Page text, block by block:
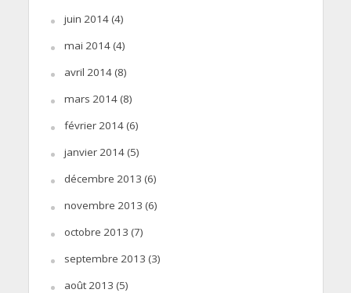
juin 2014(4)
mai 2014(4)
avril 2014(8)
mars 2014(8)
février 2014(6)
janvier 2014(5)
décembre 2013 (6)
novembre 2013 (6)
octobre 2013 (7)
septembre 2013 (3)
août 2013 (5)